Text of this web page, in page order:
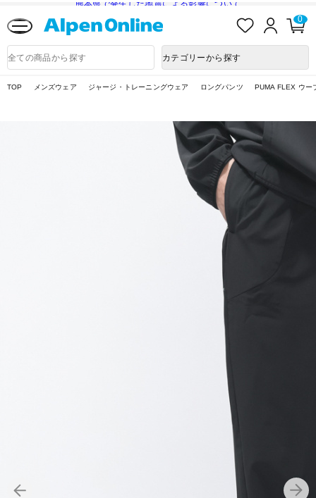
熊本県で発生した地震による影響について
入
ロ
ン
0
品
検
カテゴリーから探す
TOP メンズウェア ジャージ・トレーニングウェア ロングパンツ PUMA FLEX ウー